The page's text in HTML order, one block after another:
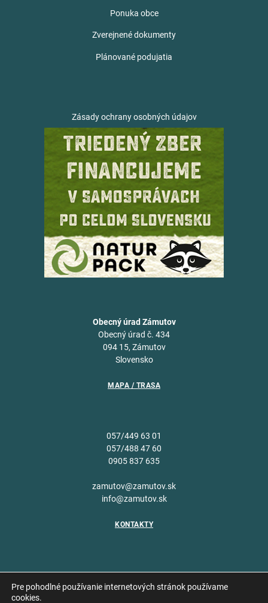
Ponuka obce
Zverejnené dokumenty
Plánované podujatia
Zásady ochrany osobných údajov
Obecný úrad Zámutov
Obecný úrad č. 434
094 15, Zámutov
Slovensko
MAPA / TRASA
057/449 63 01
057/488 47 60
0905 837 635
zamutov@zamutov.sk
info@zamutov.sk
KONTAKTY
Pre pohodlné používanie internetových stránok používame
cookies.